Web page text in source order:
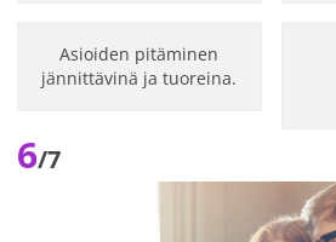
Asioiden pitäminen
jännittävinä ja tuoreina.
6/7